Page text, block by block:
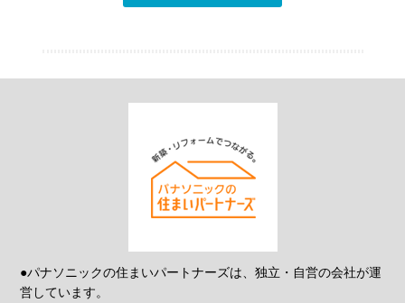
●パナソニックの住まいパートナーズは、独立・自営の会社が運
営しています。